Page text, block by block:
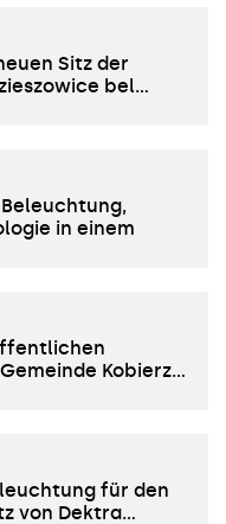
Sitz der
bel…
in einem
Kobierz…
für den
von Dektra…